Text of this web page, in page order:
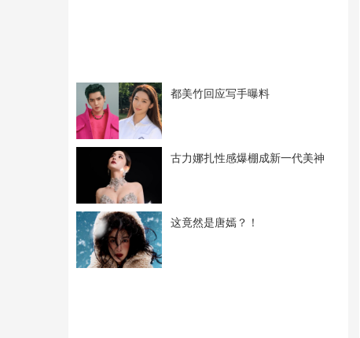
都美竹回应写手曝料
古力娜扎性感爆棚成新一代美神
这竟然是唐嫣？！